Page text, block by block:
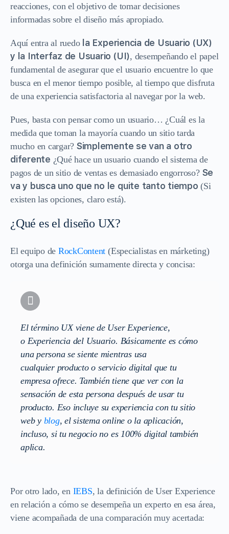
reacciones, con el objetivo de tomar decisiones
informadas sobre el diseño más apropiado.
Aquí entra al ruedo la Experiencia de Usuario (UX)
y la Interfaz de Usuario (UI), desempeñando el papel
fundamental de asegurar que el usuario encuentre lo que
busca en el menor tiempo posible, al tiempo que disfruta
de una experiencia satisfactoria al navegar por la web.
Pues, basta con pensar como un usuario… ¿Cuál es la
medida que toman la mayoría cuando un sitio tarda
mucho en cargar? Simplemente se van a otro
diferente ¿Qué hace un usuario cuando el sistema de
pagos de un sitio de ventas es demasiado engorroso? Se
va y busca uno que no le quite tanto tiempo (Si
existen las opciones, claro está).
¿Qué es el diseño UX?
El equipo de RockContent (Especialistas en márketing)
otorga una definición sumamente directa y concisa:
El término UX viene de User Experience,
o Experiencia del Usuario. Básicamente es cómo
una persona se siente mientras usa
cualquier producto o servicio digital que tu
empresa ofrece. También tiene que ver con la
sensación de esta persona después de usar tu
producto. Eso incluye su experiencia con tu sitio
web y blog, el sistema online o la aplicación,
incluso, si tu negocio no es 100% digital también
aplica.
Por otro lado, en IEBS, la definición de User Experience
en relación a cómo se desempeña un experto en esa área,
viene acompañada de una comparación muy acertada: